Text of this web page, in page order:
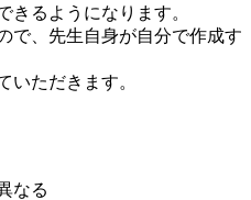
きるようになります。
で、先生自身が自分で作成す
いただきます。
なる